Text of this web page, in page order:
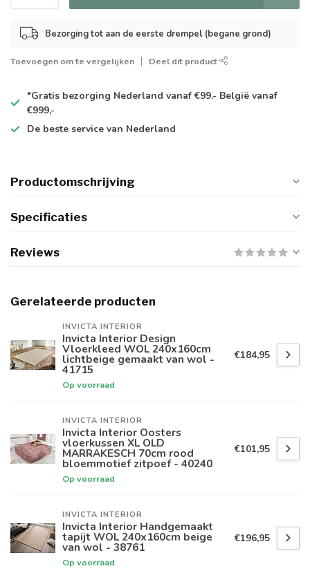
Bezorging tot aan de eerste drempel (begane grond)
Toevoegen om te vergelijken Deel dit product
*Gratis bezorging Nederland vanaf €99.- België vanaf
€999,-
De beste service van Nederland
Productomschrijving
Specificaties
Reviews
Gerelateerde producten
INVICTA INTERIOR
Invicta Interior Design
Vloerkleed WOL 240x160cm
lichtbeige gemaakt van wol -
41715
Op voorraad
€184,95
INVICTA INTERIOR
Invicta Interior Oosters
vloerkussen XL OLD
MARRAKESCH 70cm rood
bloemmotief zitpoef - 40240
Op voorraad
€101,95
INVICTA INTERIOR
Invicta Interior Handgemaakt
tapijt WOL 240x160cm beige
van wol - 38761
Op voorraad
€196,95